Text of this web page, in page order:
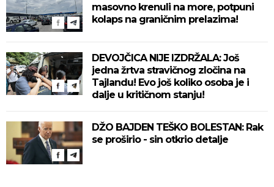
masovno krenuli na more, potpuni
kolaps na graničnim prelazima!
DEVOJČICA NIJE IZDRŽALA: Još
jedna žrtva stravičnog zločina na
Tajlandu! Evo još koliko osoba je i
dalje u kritičnom stanju!
DŽO BAJDEN TEŠKO BOLESTAN: Rak
se proširio - sin otkrio detalje